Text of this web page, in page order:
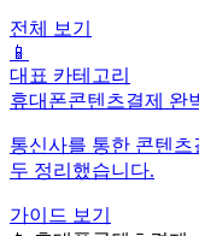
전체 보기
📱
대표 카테고리
휴대폰콘텐츠결제 완
통신사를 통한 콘텐츠
두 정리했습니다.
가이드 보기